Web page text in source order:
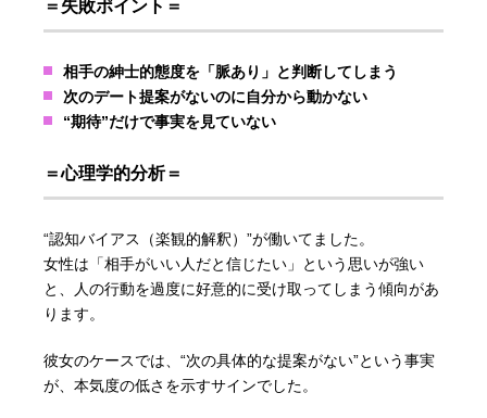
＝失敗ポイント＝
相手の紳士的態度を「脈あり」と判断してしまう
次のデート提案がないのに自分から動かない
“期待”だけで事実を見ていない
＝心理学的分析＝
“認知バイアス（楽観的解釈）”が働いてました。
女性は「相手がいい人だと信じたい」という思いが強い
と、人の行動を過度に好意的に受け取ってしまう傾向があ
ります。
彼女のケースでは、“次の具体的な提案がない”という事実
が、本気度の低さを示すサインでした。